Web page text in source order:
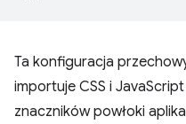
Ta konfiguracja
importuje CSS i
znaczników powłoki